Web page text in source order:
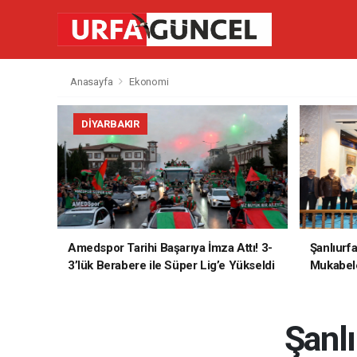
Anasayfa Ekonomi
DIYARBAKIR
Amedspor Tarihi Başarıya İmza Attı! 3-
3’lük Berabere ile Süper Lig’e Yükseldi